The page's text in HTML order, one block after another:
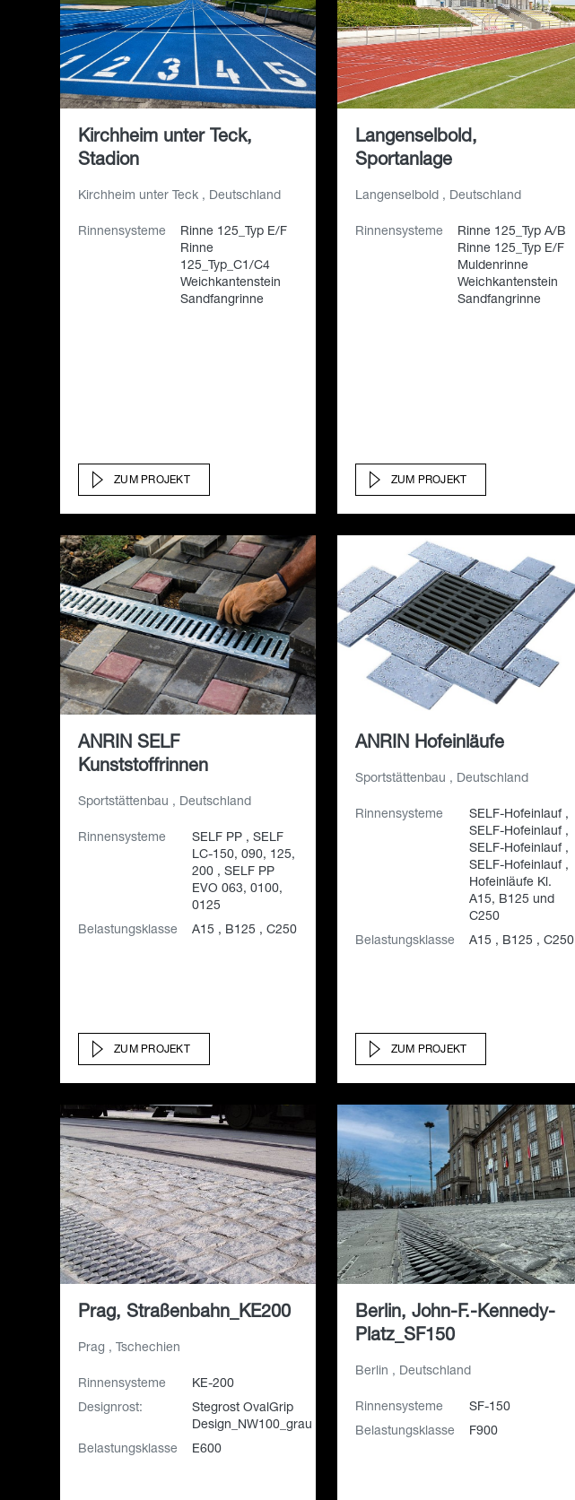
Kirchheim unter Teck,
Stadion
Kirchheim unter Teck , Deutschland
Rinnensysteme
Rinne 125_Typ E/F
Rinne
125_Typ_C1/C4
Weichkantenstein
Sandfangrinne
ZUM PROJEKT
Langenselbold,
Sportanlage
Langenselbold , Deutschland
Rinnensysteme
Rinne 125_Typ A/B
Rinne 125_Typ E/F
Muldenrinne
Weichkantenstein
Sandfangrinne
ZUM PROJEKT
ANRIN SELF
Kunststoffrinnen
Sportstättenbau , Deutschland
Rinnensysteme
SELF PP , SELF
LC-150, 090, 125,
200 , SELF PP
EVO 063, 0100,
0125
Belastungsklasse
A15 , B125 , C250
ZUM PROJEKT
ANRIN Hofeinläufe
Sportstättenbau , Deutschland
Rinnensysteme
SELF-Hofeinlauf ,
SELF-Hofeinlauf ,
SELF-Hofeinlauf ,
SELF-Hofeinlauf ,
Hofeinläufe Kl.
A15, B125 und
C250
Belastungsklasse
A15 , B125 , C250
ZUM PROJEKT
Prag, Straßenbahn_KE200
Prag , Tschechien
Rinnensysteme
KE-200
Designrost:
Stegrost OvalGrip
Design_NW100_grau
Belastungsklasse
E600
Berlin, John-F.-Kennedy-
Platz_SF150
Berlin , Deutschland
Rinnensysteme
SF-150
Belastungsklasse
F900